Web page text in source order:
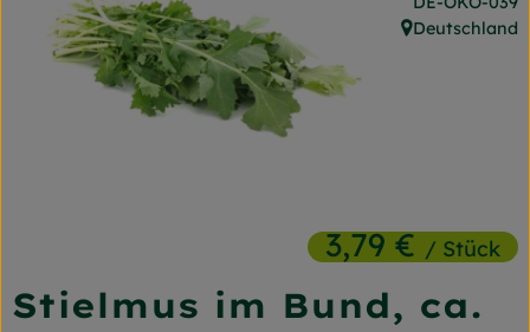
Frischetheke
Naturkost
So geht's
Stielmus im Bund, ca.
3,79 €/ Stück
, Herkunft:
Deutschland